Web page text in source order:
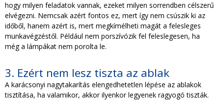
hogy milyen feladatok vannak, ezeket milyen sorrendben célszerű
elvégezni. Nemcsak azért fontos ez, mert így nem csúszik ki az
időből, hanem azért is, mert megkímélheti magát a felesleges
munkavégzéstől. Például nem porszívózik fel feleslegesen, ha
még a lámpákat nem porolta le.
3. Ezért nem lesz tiszta az ablak
A karácsonyi nagytakarítás elengedhetetlen lépése az ablakok
tisztítása, ha valamikor, akkor ilyenkor legyenek ragyogó tiszták.